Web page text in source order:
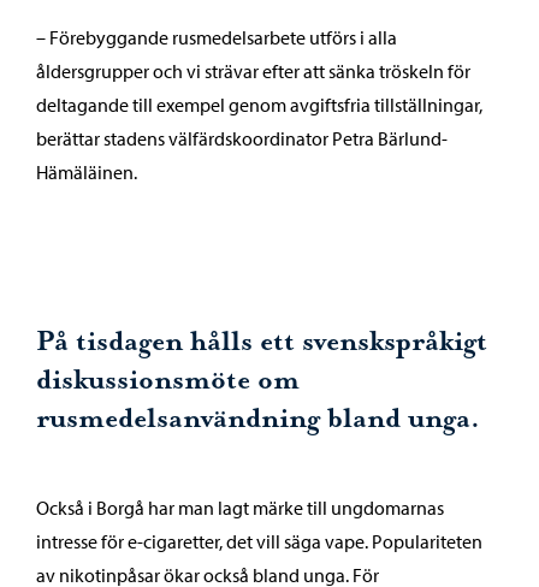
– Förebyggande rusmedelsarbete utförs i alla
åldersgrupper och vi strävar efter att sänka tröskeln för
deltagande till exempel genom avgiftsfria tillställningar,
berättar stadens välfärdskoordinator Petra Bärlund-
Hämäläinen.
På tisdagen hålls ett svenskspråkigt
diskussionsmöte om
rusmedelsanvändning bland unga.
Också i Borgå har man lagt märke till ungdomarnas
intresse för e-cigaretter, det vill säga vape. Populariteten
av nikotinpåsar ökar också bland unga. För